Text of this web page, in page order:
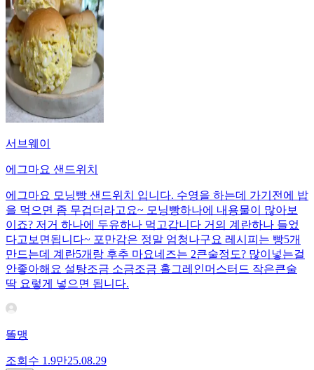
서브웨이
에그마요 샌드위치
에그마요 모닝빵 샌드위치 입니다. 수영을 하는데 가기전에 밥
을 먹으면 좀 무겁더라고요~ 모닝빵하나에 내용물이 많아보
이죠? 저거 하나에 두유하나 먹고갑니다 거의 계란하나 들었
다고보면됩니다~ 포만감은 정말 엄청나구요 레시피는 빵5개
만드는데 계란5개랑 후추 마요네즈는 2큰술정도? 많이넣는걸
안좋아해요 설탕조금 소금조금 홀그레인머스터드 작은큰술
딱 요렇게 넣으면 됩니다.
똘맹
조회수 1.9만25.08.29